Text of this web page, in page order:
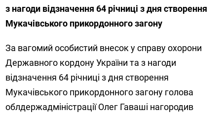
з нагоди відзначення 64 річниці з дня створення
Мукачівського прикордонного загону
За вагомий особистий внесок у справу охорони
Державного кордону України та з нагоди
відзначення 64 річниці з дня створення
Мукачівського прикордонного загону голова
облдержадміністрації Олег Гаваші нагородив